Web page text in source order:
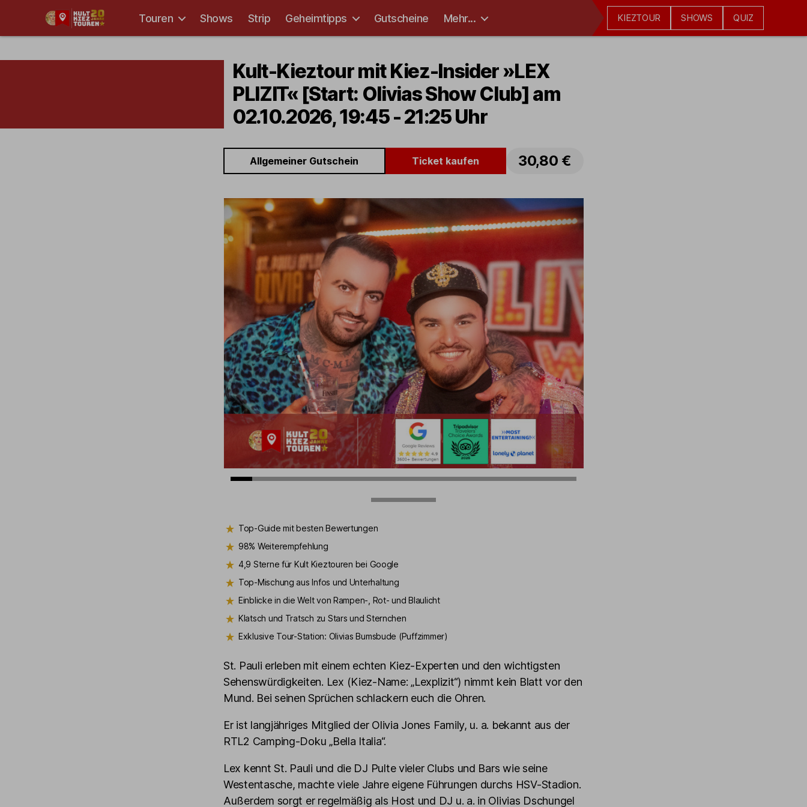
Kult-
Touren Shows Strip Geheimtipps Gutscheine Mehr... KIEZTOUR SHOWS QUIZ
Kult-Kieztour mit Kiez-Insider »LEX
PLIZIT« [Start: Olivias Show Club] am
02.10.2026, 19:45 - 21:25 Uhr
Allgemeiner Gutschein Ticket kaufen 30,80 €
Top-Guide mit besten Bewertungen
98% Weiterempfehlung
4,9 Sterne für Kult Kieztouren bei Google
Top-Mischung aus Infos und Unterhaltung
Einblicke in die Welt von Rampen-, Rot- und Blaulicht
Klatsch und Tratsch zu Stars und Sternchen
Exklusive Tour-Station: Olivias Bumsbude (Puffzimmer)
St. Pauli erleben mit einem echten Kiez-Experten und den wichtigsten
Sehenswürdigkeiten. Lex (Kiez-Name: „Lexplizit“) nimmt kein Blatt vor den
Mund. Bei seinen Sprüchen schlackern euch die Ohren.
Er ist langjähriges Mitglied der Olivia Jones Family, u. a. bekannt aus der
RTL2 Camping-Doku „Bella Italia“.
Lex kennt St. Pauli und die DJ Pulte vieler Clubs und Bars wie seine
Westentasche, machte viele Jahre eigene Führungen durchs HSV-Stadion.
Außerdem sorgt er regelmäßig als Host und DJ u. a. in Olivias Dschungel